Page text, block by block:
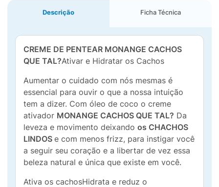
Descrição Ficha Técnica
CREME DE PENTEAR MONANGE CACHOS
QUE TAL?Ativar e Hidratar os Cachos
Aumentar o cuidado com nós mesmas é
essencial para ouvir o que a nossa intuição
tem a dizer. Com óleo de coco o creme
ativador MONANGE CACHOS QUE TAL? Da
leveza e movimento deixando os CHACHOS
LINDOS e com menos frizz, para instigar você
a seguir seu coração e a libertar de vez essa
beleza natural e única que existe em você.
Ativa os cachosHidrata e reduz o